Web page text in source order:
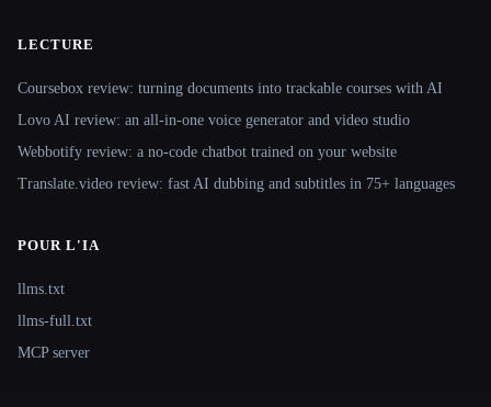
LECTURE
Coursebox review: turning documents into trackable courses with AI
Lovo AI review: an all-in-one voice generator and video studio
Webbotify review: a no-code chatbot trained on your website
Translate.video review: fast AI dubbing and subtitles in 75+ languages
POUR L'IA
llms.txt
llms-full.txt
MCP server